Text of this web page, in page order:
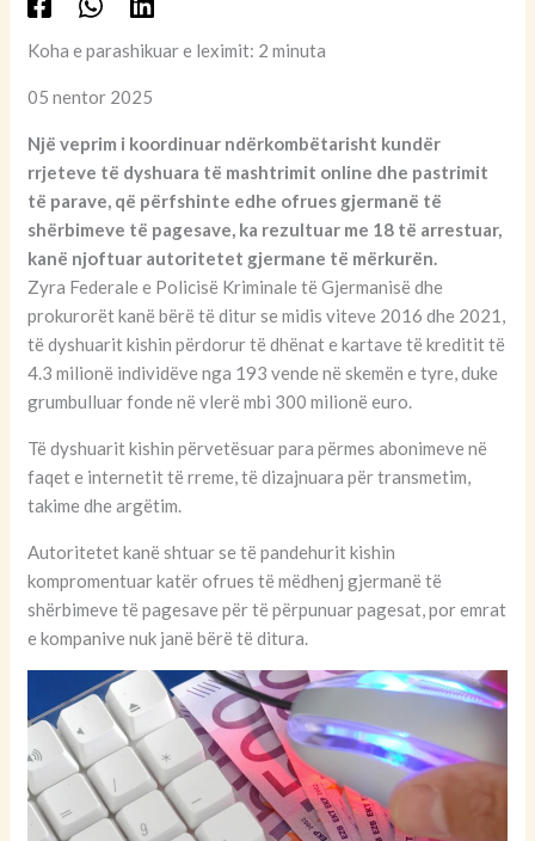
Koha e parashikuar e leximit: 2 minuta
05 nentor 2025
Një veprim i koordinuar ndërkombëtarisht kundër
rrjeteve të dyshuara të mashtrimit online dhe pastrimit
të parave, që përfshinte edhe ofrues gjermanë të
shërbimeve të pagesave, ka rezultuar me 18 të arrestuar,
kanë njoftuar autoritetet gjermane të mërkurën.
Zyra Federale e Policisë Kriminale të Gjermanisë dhe
prokurorët kanë bërë të ditur se midis viteve 2016 dhe 2021,
të dyshuarit kishin përdorur të dhënat e kartave të kreditit të
4.3 milionë individëve nga 193 vende në skemën e tyre, duke
grumbulluar fonde në vlerë mbi 300 milionë euro.
Të dyshuarit kishin përvetësuar para përmes abonimeve në
faqet e internetit të rreme, të dizajnuara për transmetim,
takime dhe argëtim.
Autoritetet kanë shtuar se të pandehurit kishin
kompromentuar katër ofrues të mëdhenj gjermanë të
shërbimeve të pagesave për të përpunuar pagesat, por emrat
e kompanive nuk janë bërë të ditura.